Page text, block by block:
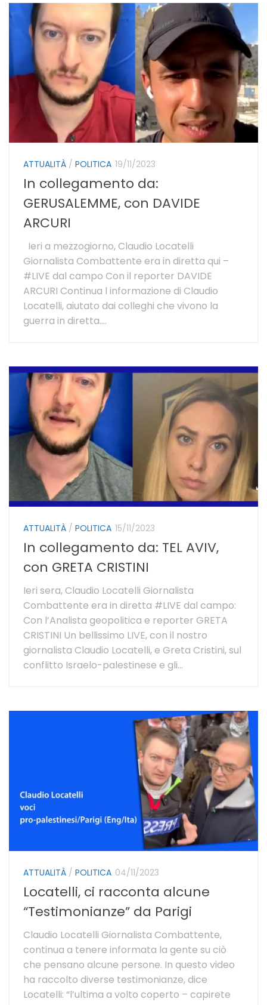
ATTUALITÀ / POLITICA 19/11/2023
In collegamento da:
GERUSALEMME, con DAVIDE
ARCURI
Ieri a mezzogiorno, Claudio Locatelli
Giornalista Combattente era in diretta qui –
#LIVE dal campo Con il reporter DAVIDE
ARCURI Continua l informazione di Claudio
Locatelli, aiutato dai colleghi che vivono la
guerra in diretta....
ATTUALITÀ / POLITICA 15/11/2023
In collegamento da: TEL AVIV,
con GRETA CRISTINI
Ieri sera, Claudio Locatelli Giornalista
Combattente era in diretta #LIVE dal campo:
Con l’Analista geopolitica e reporter GRETA
CRISTINI Un bellissimo LIVE, con il nostro
giornalista Claudio Locatelli, e Greta Cristini, sul
conflitto Israelo-palestinese e gli...
ATTUALITÀ / POLITICA 04/11/2023
Locatelli, ci racconta alcune
“Testimonianze” da Parigi
Claudio Locatelli Giornalista Combattente,
continua a tenere informata la gente su ciò
che pensano alcune persone. In questo video
ha raccolto diverse testimonianze, dice
Locatelli: “l’ultima a volto coperto – capirete